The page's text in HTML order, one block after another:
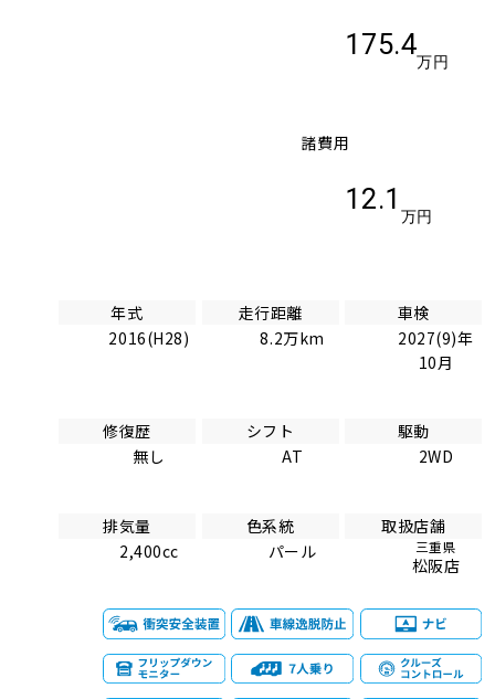
175.4
万円
諸費用
12.1
万円
年式
2016(H28)
走行距離
8.2万km
車検
2027(9)年
10月
修復歴
無し
シフト
AT
駆動
2WD
排気量
2,400cc
色系統
パール
取扱店舗
三重県
松阪店